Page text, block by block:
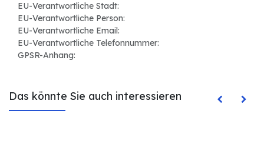
EU-Verantwortliche Stadt:
EU-Verantwortliche Person:
EU-Verantwortliche Email:
EU-Verantwortliche Telefonnummer:
GPSR-Anhang:
Das könnte Sie auch interessieren